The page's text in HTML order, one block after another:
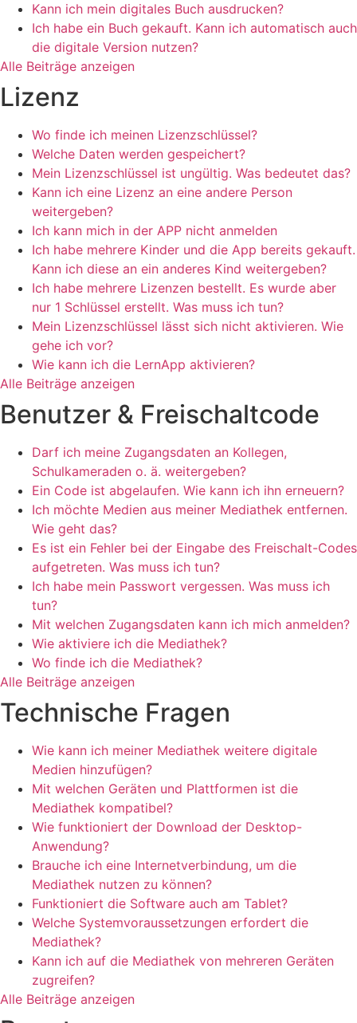
Kann ich mein digitales Buch ausdrucken?
Ich habe ein Buch gekauft. Kann ich automatisch auch
die digitale Version nutzen?
Alle Beiträge anzeigen
Lizenz
Wo finde ich meinen Lizenzschlüssel?
Welche Daten werden gespeichert?
Mein Lizenzschlüssel ist ungültig. Was bedeutet das?
Kann ich eine Lizenz an eine andere Person
weitergeben?
Ich kann mich in der APP nicht anmelden
Ich habe mehrere Kinder und die App bereits gekauft.
Kann ich diese an ein anderes Kind weitergeben?
Ich habe mehrere Lizenzen bestellt. Es wurde aber
nur 1 Schlüssel erstellt. Was muss ich tun?
Mein Lizenzschlüssel lässt sich nicht aktivieren. Wie
gehe ich vor?
Wie kann ich die LernApp aktivieren?
Alle Beiträge anzeigen
Benutzer & Freischaltcode
Darf ich meine Zugangsdaten an Kollegen,
Schulkameraden o. ä. weitergeben?
Ein Code ist abgelaufen. Wie kann ich ihn erneuern?
Ich möchte Medien aus meiner Mediathek entfernen.
Wie geht das?
Es ist ein Fehler bei der Eingabe des Freischalt-Codes
aufgetreten. Was muss ich tun?
Ich habe mein Passwort vergessen. Was muss ich
tun?
Mit welchen Zugangsdaten kann ich mich anmelden?
Wie aktiviere ich die Mediathek?
Wo finde ich die Mediathek?
Alle Beiträge anzeigen
Technische Fragen
Wie kann ich meiner Mediathek weitere digitale
Medien hinzufügen?
Mit welchen Geräten und Plattformen ist die
Mediathek kompatibel?
Wie funktioniert der Download der Desktop-
Anwendung?
Brauche ich eine Internetverbindung, um die
Mediathek nutzen zu können?
Funktioniert die Software auch am Tablet?
Welche Systemvoraussetzungen erfordert die
Mediathek?
Kann ich auf die Mediathek von mehreren Geräten
zugreifen?
Alle Beiträge anzeigen